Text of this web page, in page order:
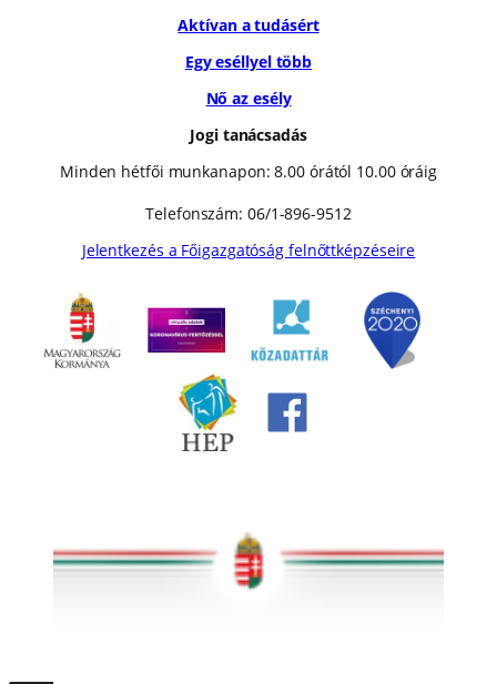
Aktívan a tudásért
Egy eséllyel több
Nő az esély
Jogi tanácsadás
Minden hétfői munkanapon: 8.00 órától 10.00 óráig
Telefonszám: 06/1-896-9512
Jelentkezés a Főigazgatóság felnőttképzéseire